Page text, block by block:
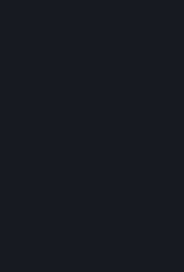
Η Valve δεν μπορεί
πραγματοποιούνται
κάρτες πορτοφολιού
Αν έχετε
ένα παιχνίδι, χάνετε